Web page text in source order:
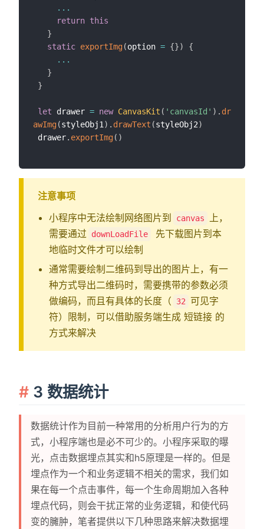
...
return this
}
static exportImg(option = {})
{
...
}
}
let drawer = new CanvasKit ( 'canvasId' ) . dr
awImg(styleObj1 ) . drawText (styleObj2)
drawer. exportImg( )
注意事项
小程序中无法绘制网络图片到
canvas
上，
需要通过
downLoadFile
先下载图片到本
地临时文件才可以绘制
通常需要绘制二维码到导出的图片上，有一
种方式导出二维码时，需要携带的参数必须
做编码，而且有具体的长度（
32
可见字
符）限制，可以借助服务端生成 短链接 的
方式来解决
3 数据统计
数据统计作为目前一种常用的分析用户行为的方
式，小程序端也是必不可少的。小程序采取的曝
光，点击数据埋点其实和h5原理是一样的。但是
埋点作为一个和业务逻辑不相关的需求，我们如
果在每一个点击事件，每一个生命周期加入各种
埋点代码，则会干扰正常的业务逻辑，和使代码
变的臃肿，笔者提供以下几种思路来解决数据埋